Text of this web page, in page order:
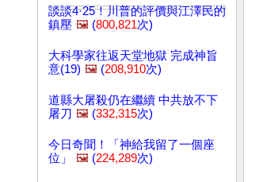
談談4·25！川普的評價與江澤民的
鎮壓 🖼️ (800,821次)
大科學家往返天堂地獄 完成神旨
意(19) 🖼️ (208,910次)
道縣大屠殺仍在繼續 中共放不下
屠刀 🖼️ (332,315次)
今日奇聞！「神給我留了一個座
位」
🖼️ (224,289次)